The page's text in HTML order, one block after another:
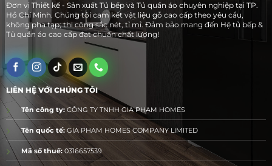
Đơn vị Thiết kế - Sản xuất Tủ bếp và Tủ quần áo chuyên nghiệp tại TP.
Hồ Chí Minh. Chúng tôi cam kết vật liệu gỗ cao cấp theo yêu cầu,
không pha tạp; thi công sắc nét, tỉ mỉ. Đảm bảo mang đến Hệ tủ bếp &
Tủ quần áo cao cấp đạt chuẩn chất lượng!
LIÊN HỆ VỚI CHÚNG TÔI
Tên công ty:CÔNG TY TNHH GIA PHẠM HOMES
Tên quốc tế:GIA PHAM HOMES COMPANY LIMITED
Mã số thuế:0316657539